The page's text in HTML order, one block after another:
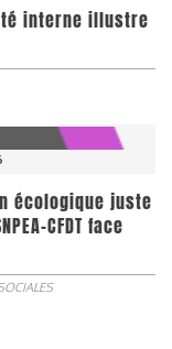
interne illustre
écologique juste
CFDT face